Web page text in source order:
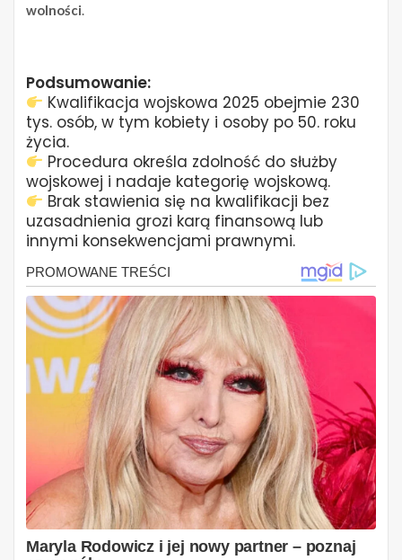
wolności.
Podsumowanie:
Kwalifikacja wojskowa 2025 obejmie 230
tys. osób, w tym kobiety i osoby po 50. roku
życia.
Procedura określa zdolność do służby
wojskowej i nadaje kategorię wojskową.
Brak stawienia się na kwalifikacji bez
uzasadnienia grozi karą finansową lub
innymi konsekwencjami prawnymi.